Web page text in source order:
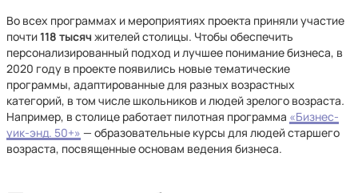
Во всех программах и мероприятиях проекта приняли участие
почти118 тысяч жителей столицы. Чтобы обеспечить
персонализированный подход и лучшее понимание бизнеса, в
2020 году в проекте появились новые тематические
программы, адаптированные для разных возрастных
категорий, в том числе школьников и людей зрелого возраста.
Например, в столице работает пилотная программа «Бизнес-
уик-энд. 50+» — образовательные курсы для людей старшего
возраста, посвященные основам ведения бизнеса.